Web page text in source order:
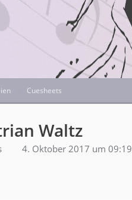
Cuesheets
Waltz
4. Oktober 2017 um 09:19